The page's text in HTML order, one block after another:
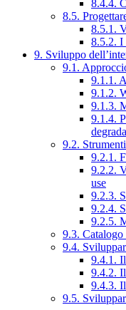
8.4.4.
8.5.
8.5.1.
8.5.2. I
9. Sviluppo
9.1.
9.1.1.
9.1.2.
9.1.3.
9.1.4.
9.2.
9.2.1.
9.2.2.
use
9.2.3.
9.2.4.
9.2.5.
9.3. Catalogo
9.4.
9.4.1.
9.4.2.
9.4.3.
9.5.